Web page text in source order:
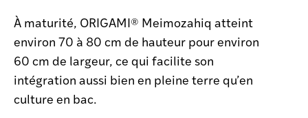
À maturité, ORIGAMI® Meimozahiq atteint
environ 70 à 80 cm de hauteur pour environ
60 cm de largeur, ce qui facilite son
intégration aussi bien en pleine terre qu’en
culture en bac.